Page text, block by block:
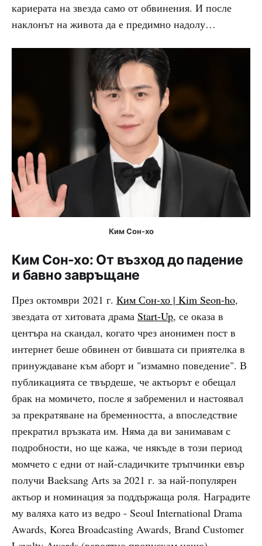
кариерата на звезда само от обвинения. И после
наклонът на живота да е предимно надолу…
Ким Сон-хо
Ким Сон-хо: От възход до падение
и бавно завръщане
През октомври 2021 г. Ким Сон-хо | Kim Seon-ho,
звездата от хитовата драма Start-Up, се оказа в
центъра на скандал, когато чрез анонимен пост в
интернет беше обвинен от бившата си приятелка в
принуждаване към аборт и "измамно поведение". В
публикацията се твърдеше, че актьорът е обещал
брак на момичето, после я забременил и настоявал
за прекратяване на бременността, а впоследствие
прекратил връзката им. Няма да ви занимавам с
подробности, но ще кажа, че някъде в този период
момчето с едни от най-сладичките тръпчинки евър
получи Baeksang Arts за 2021 г. за най-популярен
актьор и номинация за поддържаща роля. Наградите
му валяха като из ведро - Seoul International Drama
Awards, Korea Broadcasting Awards, Brand Customer